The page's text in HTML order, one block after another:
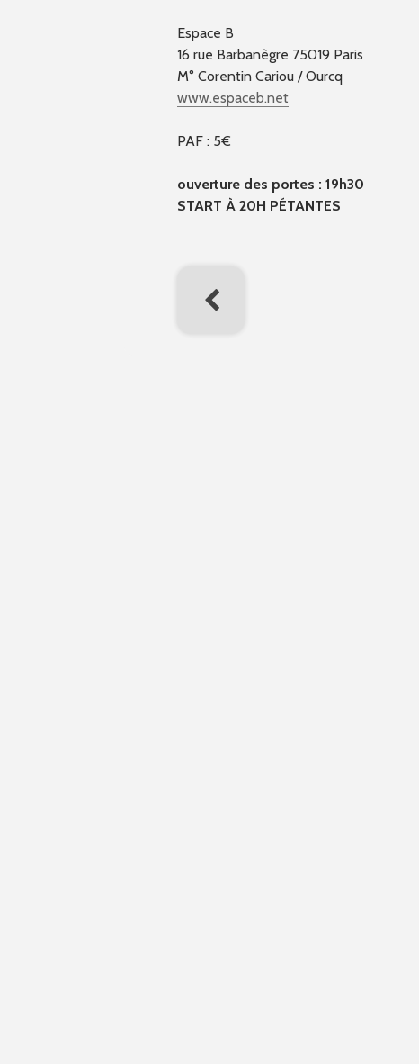
Espace B
16 rue Barbanègre 75019 Paris
M° Corentin Cariou / Ourcq
www.espaceb.net
PAF : 5€
ouverture des portes : 19h30
START À 20H PÉTANTES